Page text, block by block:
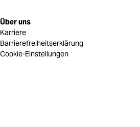
Über uns
Karriere
Barrierefreiheitserklärung
Cookie-Einstellungen